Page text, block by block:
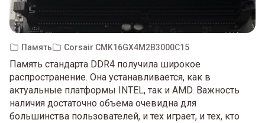
Память Corsair CMK16GX4M2B3000C15
Память стандарта DDR4 получила широкое
распространение. Она устанавливается, как в
актуальные платформы INTEL, так и AMD. Важность
наличия достаточно объема очевидна для
большинства пользователей, и тех играет, и тех, кто